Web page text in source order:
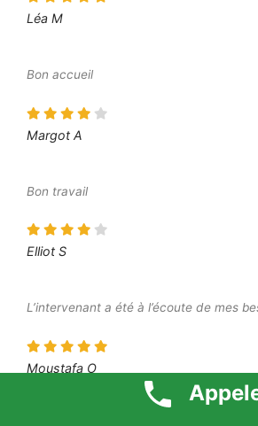
Léa M
Bon accueil
Margot A
Bon travail
Elliot S
L’intervenant a été à l’écoute de mes
Moustafa O